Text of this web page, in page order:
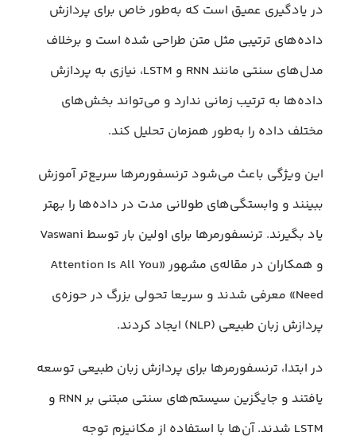
در یادگیری عمیق است که به‌طور خاص برای پردازش
داده‌های ترتیبی مثل متن طراحی شده است و برخلاف
مدل‌های سنتی مانند RNN و LSTM، نیازی به پردازش
داده‌ها به ترتیب زمانی ندارد و می‌تواند بخش‌های
مختلف داده را به‌طور همزمان تحلیل کند.
این ویژگی باعث می‌شود ترنسفورمرها سریع‌تر آموزش
ببینند و وابستگی‌های طولانی مدت در داده‌ها را بهتر
یاد بگیرند. ترنسفورمرها برای اولین بار توسط Vaswani
و همکاران در مقاله‌ی مشهور «Attention Is All You
Need» معرفی شدند و سریعا تحولی بزرگ در حوزه‌ی
پردازش زبان طبیعی (NLP) ایجاد کردند.
در ابتدا، ترنسفورمرها برای پردازش زبان طبیعی توسعه
یافتند و جایگزین سیستم‌های سنتی مبتنی بر RNN و
LSTM شدند. آن‌ها با استفاده از مکانیزم توجه